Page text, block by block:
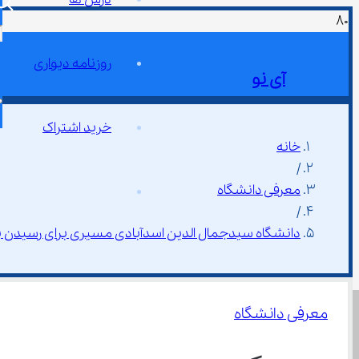
آی نو
روزنامه دیواری
خرید اشتراک
خانه
/
معرفی دانشگاه
/
دانشگاه سیدجمال الدین اسدآبادی مسیری برای رسیدن
معرفی دانشگاه